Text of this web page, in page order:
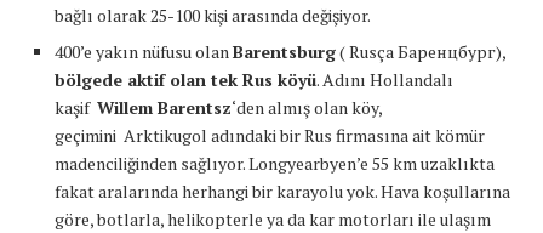
bağlı olarak 25-100 kişi arasında değişiyor.
400’e yakın nüfusu olanBarentsburg( Rusça Баренцбург),
bölgede aktif olan tek Rus köyü. Adını Hollandalı
kaşif Willem Barentsz‘den almış olan köy,
geçimini Arktikugol adındaki bir Rus firmasına ait kömür
madenciliğinden sağlıyor. Longyearbyen’e 55 km uzaklıkta
fakat aralarında herhangi bir karayolu yok. Hava koşullarına
göre, botlarla, helikopterle ya da kar motorları ile ulaşım